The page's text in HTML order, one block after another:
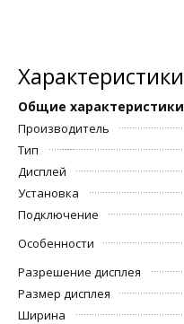
Характеристики
Общие характеристики
Производитель
Тип
Дисплей
Установка
Подключение
Особенности
Разрешение дисплея
Размер дисплея
Ширина